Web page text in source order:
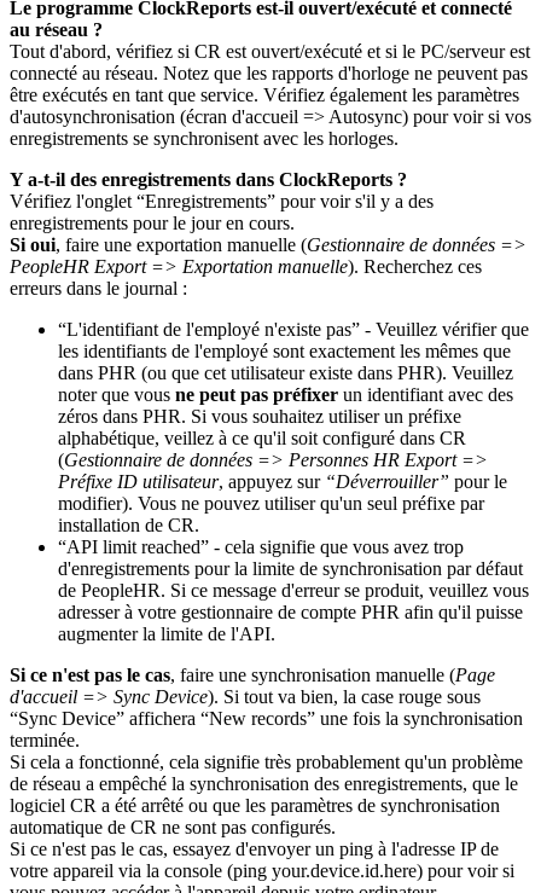
Le programme ClockReports est-il ouvert/exécuté et connecté
au réseau ?
Tout d'abord, vérifiez si CR est ouvert/exécuté et si le PC/serveur est
connecté au réseau. Notez que les rapports d'horloge ne peuvent pas
être exécutés en tant que service. Vérifiez également les paramètres
d'autosynchronisation (écran d'accueil => Autosync) pour voir si vos
enregistrements se synchronisent avec les horloges.
Y a-t-il des enregistrements dans ClockReports ?
Vérifiez l'onglet “Enregistrements” pour voir s'il y a des
enregistrements pour le jour en cours.
Si oui, faire une exportation manuelle (Gestionnaire de données =>
PeopleHR Export => Exportation manuelle). Recherchez ces
erreurs dans le journal :
“L'identifiant de l'employé n'existe pas” - Veuillez vérifier que
les identifiants de l'employé sont exactement les mêmes que
dans PHR (ou que cet utilisateur existe dans PHR). Veuillez
noter que vous ne peut pas préfixer un identifiant avec des
zéros dans PHR. Si vous souhaitez utiliser un préfixe
alphabétique, veillez à ce qu'il soit configuré dans CR
(Gestionnaire de données => Personnes HR Export =>
Préfixe ID utilisateur, appuyez sur “Déverrouiller” pour le
modifier). Vous ne pouvez utiliser qu'un seul préfixe par
installation de CR.
“API limit reached” - cela signifie que vous avez trop
d'enregistrements pour la limite de synchronisation par défaut
de PeopleHR. Si ce message d'erreur se produit, veuillez vous
adresser à votre gestionnaire de compte PHR afin qu'il puisse
augmenter la limite de l'API.
Si ce n'est pas le cas, faire une synchronisation manuelle (Page
d'accueil => Sync Device). Si tout va bien, la case rouge sous
“Sync Device” affichera “New records” une fois la synchronisation
terminée.
Si cela a fonctionné, cela signifie très probablement qu'un problème
de réseau a empêché la synchronisation des enregistrements, que le
logiciel CR a été arrêté ou que les paramètres de synchronisation
automatique de CR ne sont pas configurés.
Si ce n'est pas le cas, essayez d'envoyer un ping à l'adresse IP de
votre appareil via la console (ping your.device.id.here) pour voir si